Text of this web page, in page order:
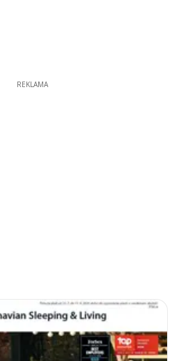
REKLAMA